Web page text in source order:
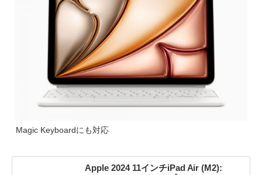
Magic Keyboardにも対応
Apple 2024 11インチiPad Air (M2):